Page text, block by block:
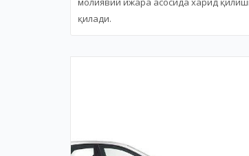
қилади.